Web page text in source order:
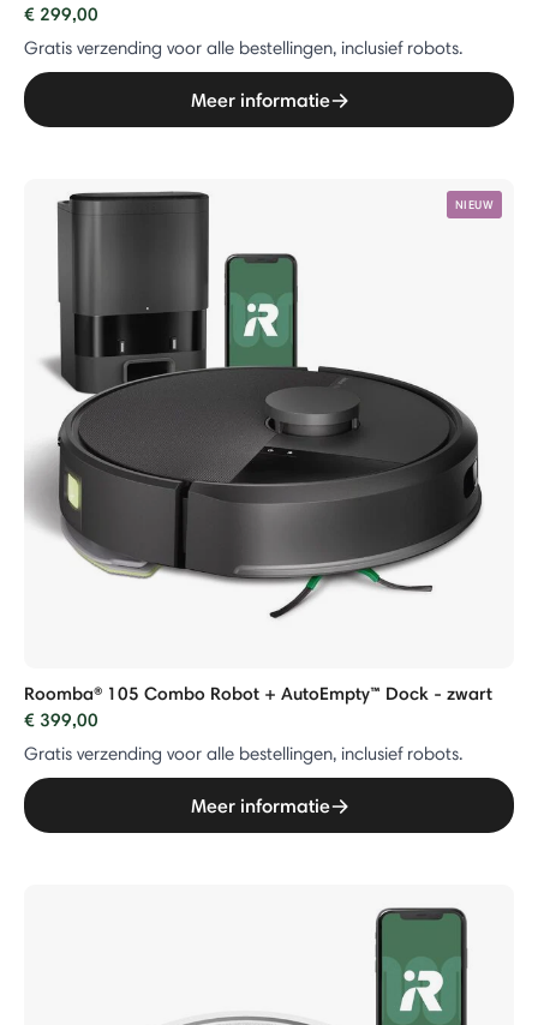
€ 299,00
Gratis verzending voor alle bestellingen, inclusief robots.
Meer informatie
NIEUW
Roomba® 105 Combo Robot + AutoEmpty™ Dock - zwart
€ 399,00
Gratis verzending voor alle bestellingen, inclusief robots.
Meer informatie